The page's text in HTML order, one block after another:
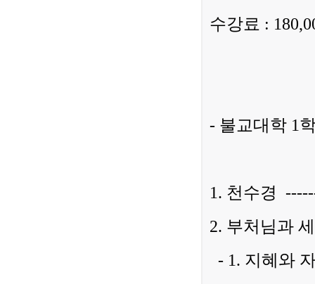
수강료 :
- 불교대학 1
1. 천수경
2. 부처님과
- 1. 지혜와